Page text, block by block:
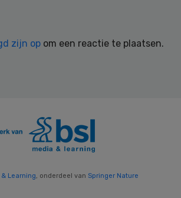
zijn op om een reactie te plaatsen.
Learning , onderdeel van Springer Nature